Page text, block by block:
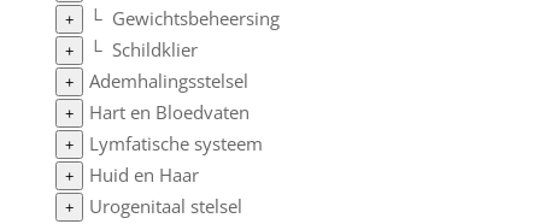
+ └ Gewichtsbeheersing
+ └ Schildklier
+ Ademhalingsstelsel
+ Hart en Bloedvaten
+ Lymfatische systeem
+ Huid en Haar
+ Urogenitaal stelsel